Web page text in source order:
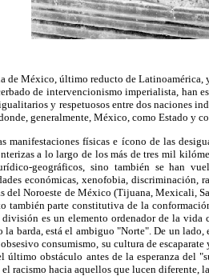
de México, último reducto de Latinoamérica,
de intervencionismo imperialista, han
y respetuosos entre dos naciones
generalmente, México, como Estado y
manifestaciones físicas e ícono de las
a lo largo de los más de tres mil
geográficos, sino también se han
económicas, xenofobia, discriminación,
del Noroeste de México (Tijuana, Mexicali,
también parte constitutiva de la
división es un elemento ordenador de la
la barda, está el ambiguo "Norte". De un
consumismo, su cultura de
último obstáculo antes de la esperanza del
racismo hacia aquellos que lucen diferente,